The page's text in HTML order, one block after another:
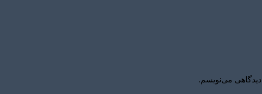
دیدگاهی می‌نویسم.